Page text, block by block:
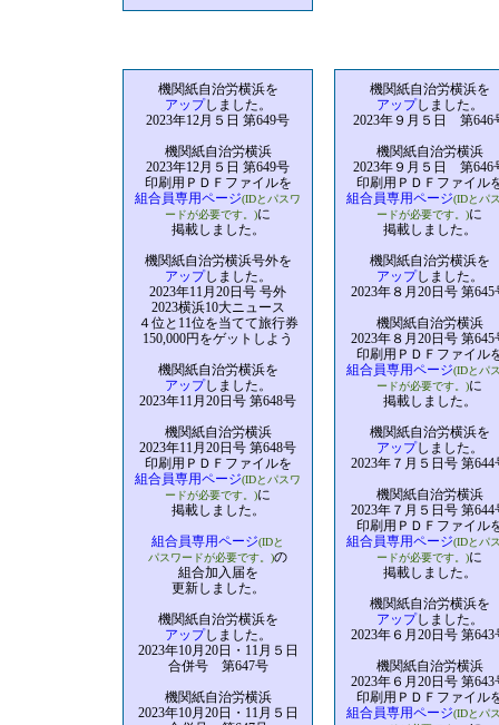
機関紙自治労横浜を
アップしました。
2023年12月５日 第649号
機関紙自治労横浜
2023年12月５日 第649号
印刷用ＰＤＦファイルを
組合員専用ページ(IDとパスワ
ードが必要です。)に
掲載しました。
機関紙自治労横浜号外を
アップしました。
2023年11月20日号 号外
2023横浜10大ニュース
４位と11位を当てて旅行券
150,000円をゲットしよう
機関紙自治労横浜を
アップしました。
2023年11月20日号 第648号
機関紙自治労横浜
2023年11月20日号 第648号
印刷用ＰＤＦファイルを
組合員専用ページ(IDとパスワ
ードが必要です。)に
掲載しました。
組合員専用ページ(IDと
パスワードが必要です。)の
組合加入届を
更新しました。
機関紙自治労横浜を
アップしました。
2023年10月20日・11月５日
合併号 第647号
機関紙自治労横浜
2023年10月20日・11月５日
機関紙自治労横浜を
アップしました。
2023年９月５日 第646
機関紙自治労横浜
2023年９月５日 第646
印刷用ＰＤＦファイル
組合員専用ページ(IDとパ
ードが必要です。)に
掲載しました。
機関紙自治労横浜を
アップしました。
2023年８月20日号 第645
機関紙自治労横浜
2023年８月20日号 第645
印刷用ＰＤＦファイル
組合員専用ページ(IDとパ
ードが必要です。)に
掲載しました。
機関紙自治労横浜を
アップしました。
2023年７月５日号 第644
機関紙自治労横浜
2023年７月５日号 第644
印刷用ＰＤＦファイル
組合員専用ページ(IDとパ
ードが必要です。)に
掲載しました。
機関紙自治労横浜を
アップしました。
2023年６月20日号 第643
機関紙自治労横浜
2023年６月20日号 第643
印刷用ＰＤＦファイル
組合員専用ページ(IDとパ